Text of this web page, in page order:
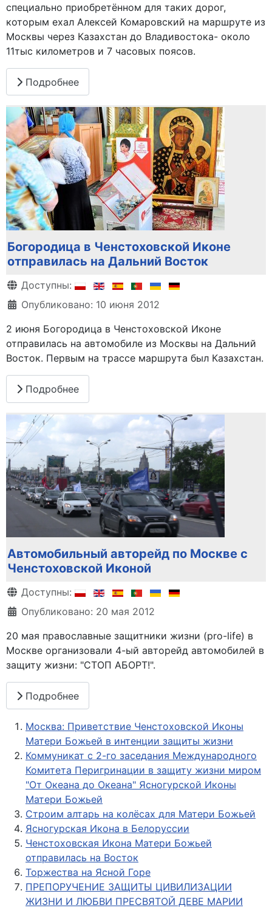
специально приобретённом для таких дорог,
которым ехал Алексей Комаровский на маршруте из
Москвы через Казахстан до Владивостока- около
11тыс километров и 7 часовых поясов.
Подробнее
Богородица в Ченстоховской Иконе
отправилась на Дальний Восток
Информация о материале
Доступны:
Опубликовано: 10 июня 2012
2 июня Богородица в Ченстоховской Иконе
отправилась на автомобиле из Москвы на Дальний
Восток. Первым на трассе маршрута был Казахстан.
Подробнее
Автомобильный авторейд по Москве с
Ченстоховской Иконой
Информация о материале
Доступны:
Опубликовано: 20 мая 2012
20 мая православные защитники жизни (pro-life) в
Москве организовали 4-ый авторейд автомобилей в
защиту жизни: "СТОП АБОРТ!".
Подробнее
Москва: Приветствие Ченстоховской Иконы
Матери Божьей в интенции защиты жизни
Коммуникат с 2-го заседания Международного
Комитета Перигринации в защиту жизни миром
"От Океана до Океана" Ясногурской Иконы
Матери Божьей
Строим алтарь на колёсах для Матери Божьей
Ясногурская Икона в Белоруссии
Ченстоховская Икона Матери Божьей
отправилась на Восток
Торжества на Ясной Горе
ПРЕПОРУЧЕНИЕ ЗАЩИТЫ ЦИВИЛИЗАЦИИ
ЖИЗНИ И ЛЮБВИ ПРЕСВЯТОЙ ДЕВЕ МАРИИ